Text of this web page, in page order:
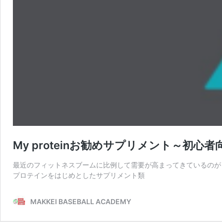
My proteinお勧めサプリメント～初心者
最近のフィットネスブームに比例して需要が高まってきているのが
プロテインをはじめとしたサプリメント類
MAKKEI BASEBALL ACADEMY